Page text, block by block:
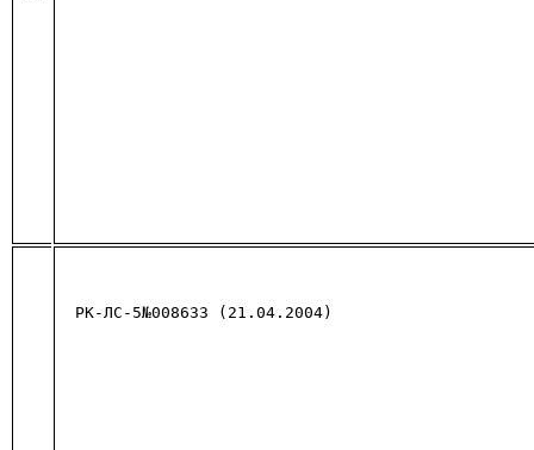
РК-ЛС-5№008633 (21.04.2004)